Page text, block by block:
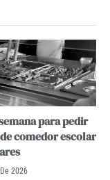
para pedir
comedor escolar
2026